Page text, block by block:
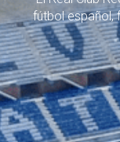
fútbol español,